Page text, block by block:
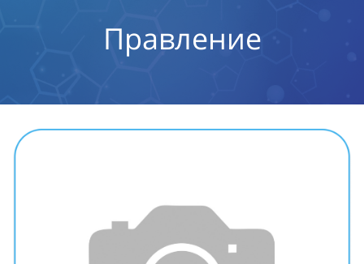
Правление